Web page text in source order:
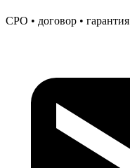
СРО • договор • гарантия